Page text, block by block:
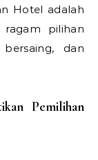
Hotel adalah
pilihan
dan
Pemilihan